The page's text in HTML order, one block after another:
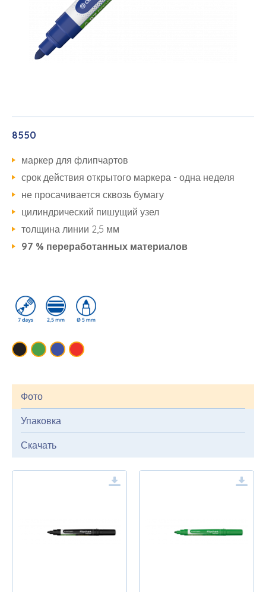
8550
маркер для флипчартов
срок действия открытого маркера - одна неделя
не просачивается сквозь бумагу
цилиндрический пишущий узел
толщина линии 2,5 мм
97 % переработанных материалов
Фото
Упаковка
Скачать